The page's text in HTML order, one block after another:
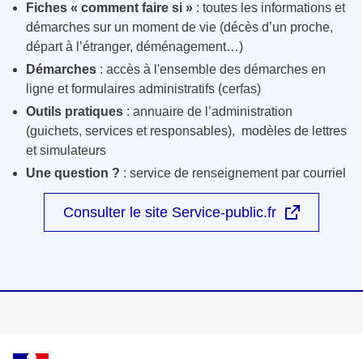
Fiches « comment faire si » : toutes les informations et
démarches sur un moment de vie (décès d’un proche,
départ à l’étranger, déménagement…)
Démarches : accès à l'ensemble des démarches en
ligne et formulaires administratifs (cerfas)
Outils pratiques : annuaire de l’administration
(guichets, services et responsables), modèles de lettres
et simulateurs
Une question ? : service de renseignement par courriel
Consulter le site Service-public.fr